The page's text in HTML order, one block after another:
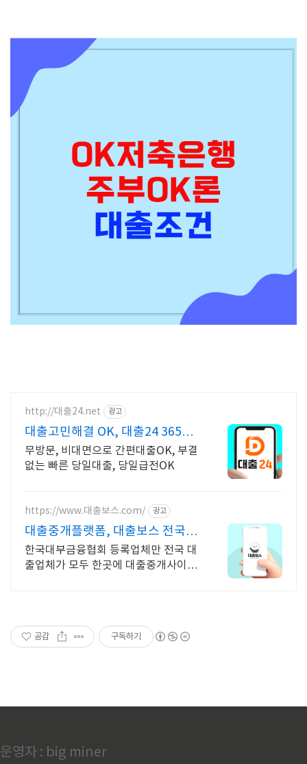
http://대출24.net 광고
대출고민해결 OK, 대출24 365일
24시간 OK
무방문, 비대면으로 간편대출OK, 부결
없는 빠른 당일대출, 당일급전OK
https://www.대출보스.com/ 광고
대출중개플랫폼, 대출보스 전국 안
전한 대출업체 찾기!
한국대부금융협회 등록업체만 전국 대
출업체가 모두 한곳에 대출중개사이트,
공감 구독하기
운영자 : big miner